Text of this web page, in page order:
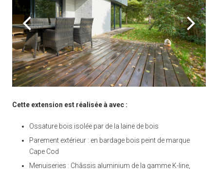
Cette extension est réalisée à avec :
Ossature bois isolée par de la laine de bois
Parement extérieur : en bardage bois peint de marque
Cape Cod
Menuiseries : Châssis aluminium de la gamme K-line,